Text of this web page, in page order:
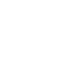
El portavoz